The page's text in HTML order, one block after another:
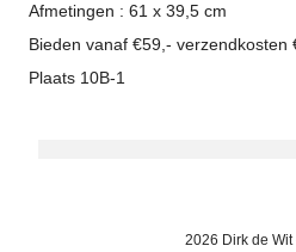
Afmetingen : 61 x 39,5 cm
Bieden vanaf €59,- verzendkosten
Plaats 10B-1
2026 Dirk de Wit